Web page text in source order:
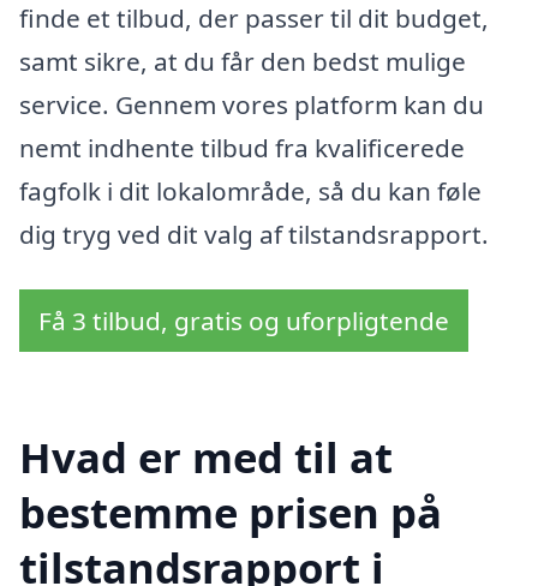
finde et tilbud, der passer til dit budget,
samt sikre, at du får den bedst mulige
service. Gennem vores platform kan du
nemt indhente tilbud fra kvalificerede
fagfolk i dit lokalområde, så du kan føle
dig tryg ved dit valg af tilstandsrapport.
Få 3 tilbud, gratis og uforpligtende
Hvad er med til at
bestemme prisen på
tilstandsrapport i